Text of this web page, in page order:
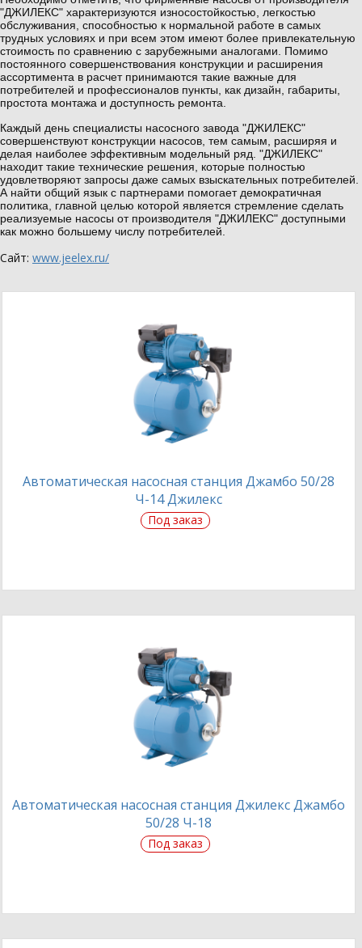
"ДЖИЛЕКС" характеризуются износостойкостью, легкостью
обслуживания, способностью к нормальной работе в самых
трудных условиях и при всем этом имеют более привлекательную
стоимость по сравнению с зарубежными аналогами. Помимо
постоянного совершенствования конструкции и расширения
ассортимента в расчет принимаются такие важные для
потребителей и профессионалов пункты, как дизайн, габариты,
простота монтажа и доступность ремонта.
Каждый день специалисты насосного завода "ДЖИЛЕКС"
совершенствуют конструкции насосов, тем самым, расширяя и
делая наиболее эффективным модельный ряд. "ДЖИЛЕКС"
находит такие технические решения, которые полностью
удовлетворяют запросы даже самых взыскательных потребителей.
А найти общий язык с партнерами помогает демократичная
политика, главной целью которой является стремление сделать
реализуемые насосы от производителя "ДЖИЛЕКС" доступными
как можно большему числу потребителей.
Сайт: www.jeelex.ru/
Автоматическая насосная станция Джамбо 50/28
Ч-14 Джилекс
Под заказ
Автоматическая насосная станция Джилекс Джамбо
50/28 Ч-18
Под заказ